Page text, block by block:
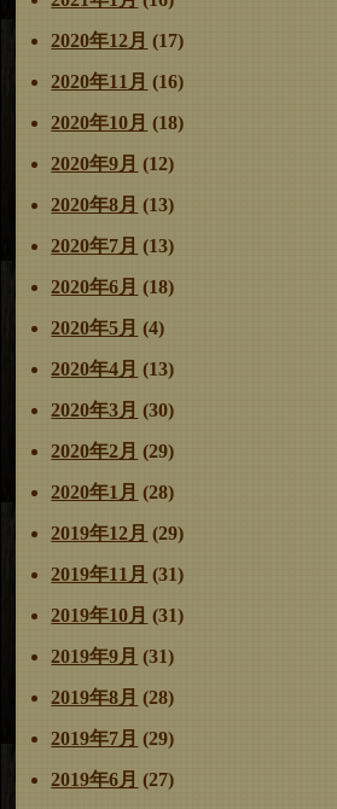
2020年12月 (17)
2020年11月 (16)
2020年10月 (18)
2020年9月 (12)
2020年8月 (13)
2020年7月 (13)
2020年6月 (18)
2020年5月 (4)
2020年4月 (13)
2020年3月 (30)
2020年2月 (29)
2020年1月 (28)
2019年12月 (29)
2019年11月 (31)
2019年10月 (31)
2019年9月 (31)
2019年8月 (28)
2019年7月 (29)
2019年6月 (27)